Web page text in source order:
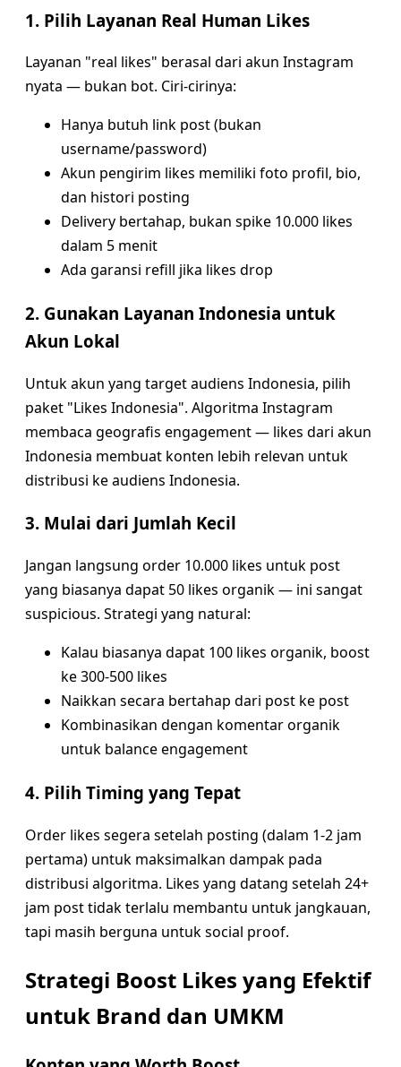
1. Pilih Layanan Real Human Likes
Layanan "real likes" berasal dari akun Instagram
nyata — bukan bot. Ciri-cirinya:
Hanya butuh link post (bukan
username/password)
Akun pengirim likes memiliki foto profil, bio,
dan histori posting
Delivery bertahap, bukan spike 10.000 likes
dalam 5 menit
Ada garansi refill jika likes drop
2. Gunakan Layanan Indonesia untuk
Akun Lokal
Untuk akun yang target audiens Indonesia, pilih
paket "Likes Indonesia". Algoritma Instagram
membaca geografis engagement — likes dari akun
Indonesia membuat konten lebih relevan untuk
distribusi ke audiens Indonesia.
3. Mulai dari Jumlah Kecil
Jangan langsung order 10.000 likes untuk post
yang biasanya dapat 50 likes organik — ini sangat
suspicious. Strategi yang natural:
Kalau biasanya dapat 100 likes organik, boost
ke 300-500 likes
Naikkan secara bertahap dari post ke post
Kombinasikan dengan komentar organik
untuk balance engagement
4. Pilih Timing yang Tepat
Order likes segera setelah posting (dalam 1-2 jam
pertama) untuk maksimalkan dampak pada
distribusi algoritma. Likes yang datang setelah 24+
jam post tidak terlalu membantu untuk jangkauan,
tapi masih berguna untuk social proof.
Strategi Boost Likes yang Efektif
untuk Brand dan UMKM